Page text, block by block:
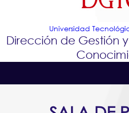
Universidad
Dirección de Gestión